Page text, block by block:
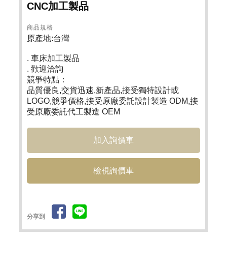
CNC加工製品
商品規格
原產地:台灣
. 車床加工製品
. 歡迎洽詢
競爭特點：
品質優良,交貨迅速,新產品,接受獨特設計或
LOGO,競爭價格,接受原廠委託設計製造 ODM,接
受原廠委託代工製造 OEM
檢視詢價車
分享到